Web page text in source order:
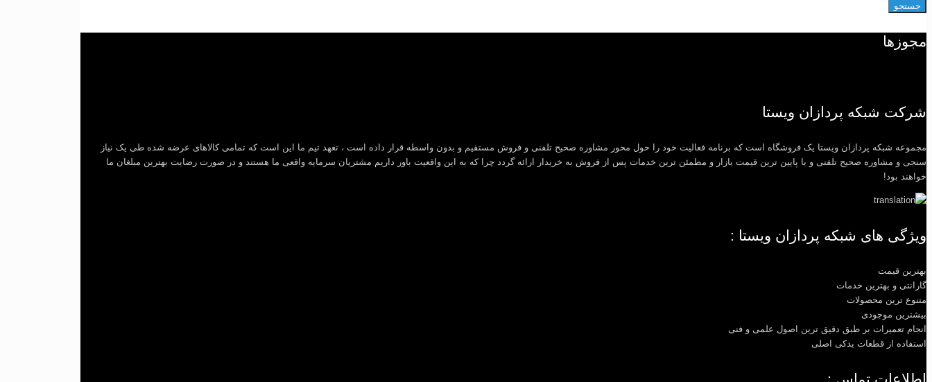
جستجو
مجوزها
شرکت شبکه پردازان ویستا
مجموعه شبکه پردازان ویستا یک فروشگاه است که برنامه فعالیت خود را حول محور مشاوره صحیح تلفنی و فروش مستقیم و بدون واسطه قرار داده است ، تعهد تیم ما این است که تمامی کالاهای عرضه شده طی یک نیاز
سنجی و مشاوره صحیح تلفنی و با پایین ترین قیمت بازار و مطمئن ترین خدمات پس از فروش به خریدار ارائه گردد چرا که به این واقعیت باور داریم مشتریان سرمایه واقعی ما هستند و در صورت رضایت بهترین مبلغان ما
خواهند بود!
ویژگی های شبکه پردازان ویستا :
بهترین قیمت
گارانتی و بهترین خدمات
متنوع ترین محصولات
بیشترین موجودی
انجام تعمیرات بر طبق دقیق ترین اصول علمی و فنی
استفاده از قطعات یدکی اصلی
اطلاعات تماس :